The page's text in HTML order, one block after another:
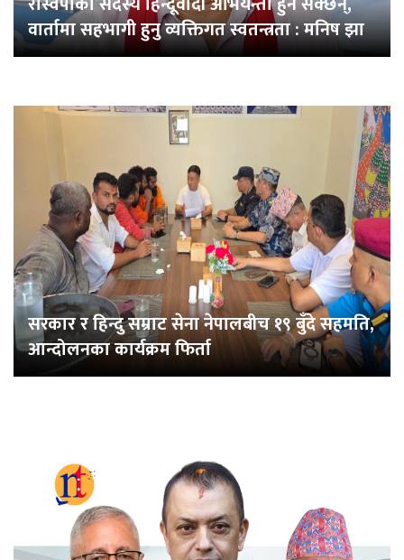
वार्तामा सहभागी हुनु व्यक्तिगत स्वतन्त्रता : मनिष झा
सरकार र हिन्दु सम्राट सेना नेपालबीच १९ बुँदे सहमति,
आन्दोलनका कार्यक्रम फिर्ता